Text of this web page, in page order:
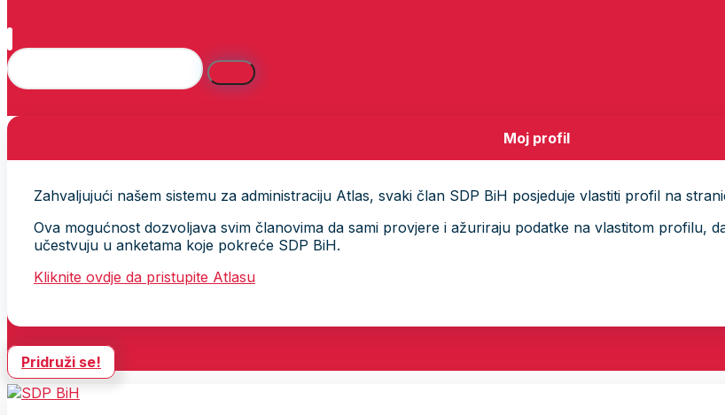
Moj profil
Zahvaljujući našem sistemu za administraciju Atlas, svaki član SDP BiH posjeduje vlastiti profil na
Ova mogućnost dozvoljava svim članovima da sami provjere i ažuriraju podatke na vlastitom profilu,
učestvuju u anketama koje pokreće SDP BiH.
Kliknite ovdje da pristupite Atlasu
Pridruži se!